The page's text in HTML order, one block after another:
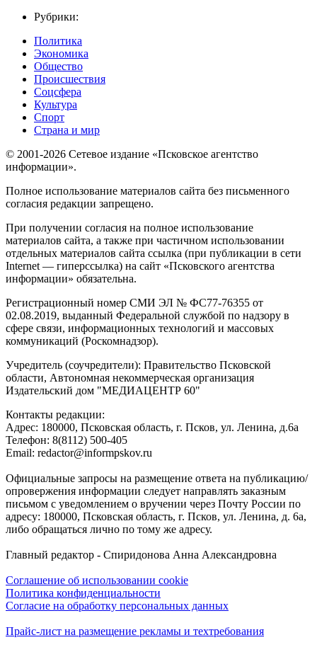
Рубрики:
Политика
Экономика
Общество
Происшествия
Соцсфера
Культура
Спорт
Страна и мир
© 2001-2026 Сетевое издание «Псковское агентство
информации».
Полное использование материалов сайта без письменного
согласия редакции запрещено.
При получении согласия на полное использование
материалов сайта, а также при частичном использовании
отдельных материалов сайта ссылка (при публикации в сети
Internet — гиперссылка) на сайт «Псковского агентства
информации» обязательна.
Регистрационный номер СМИ ЭЛ № ФС77-76355 от
02.08.2019, выданный Федеральной службой по надзору в
сфере связи, информационных технологий и массовых
коммуникаций (Роскомнадзор).
Учредитель (соучредители): Правительство Псковской
области, Автономная некоммерческая организация
Издательский дом "МЕДИАЦЕНТР 60"
Контакты редакции:
Адреc: 180000, Псковская область, г. Псков, ул. Ленина, д.6а
Телефон: 8(8112) 500-405
Email: redactor@informpskov.ru
Официальные запросы на размещение ответа на публикацию/
опровержения информации следует направлять заказным
письмом с уведомлением о вручении через Почту России по
адресу: 180000, Псковская область, г. Псков, ул. Ленина, д. 6а,
либо обращаться лично по тому же адресу.
Главный редактор - Спиридонова Анна Александровна
Соглашение об использовании cookie
Политика конфиденциальности
Согласие на обработку персональных данных
Прайс-лист на размещение рекламы и техтребования